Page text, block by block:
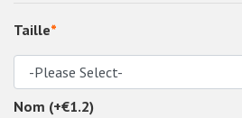
Taille*
Nom (+€1.2)